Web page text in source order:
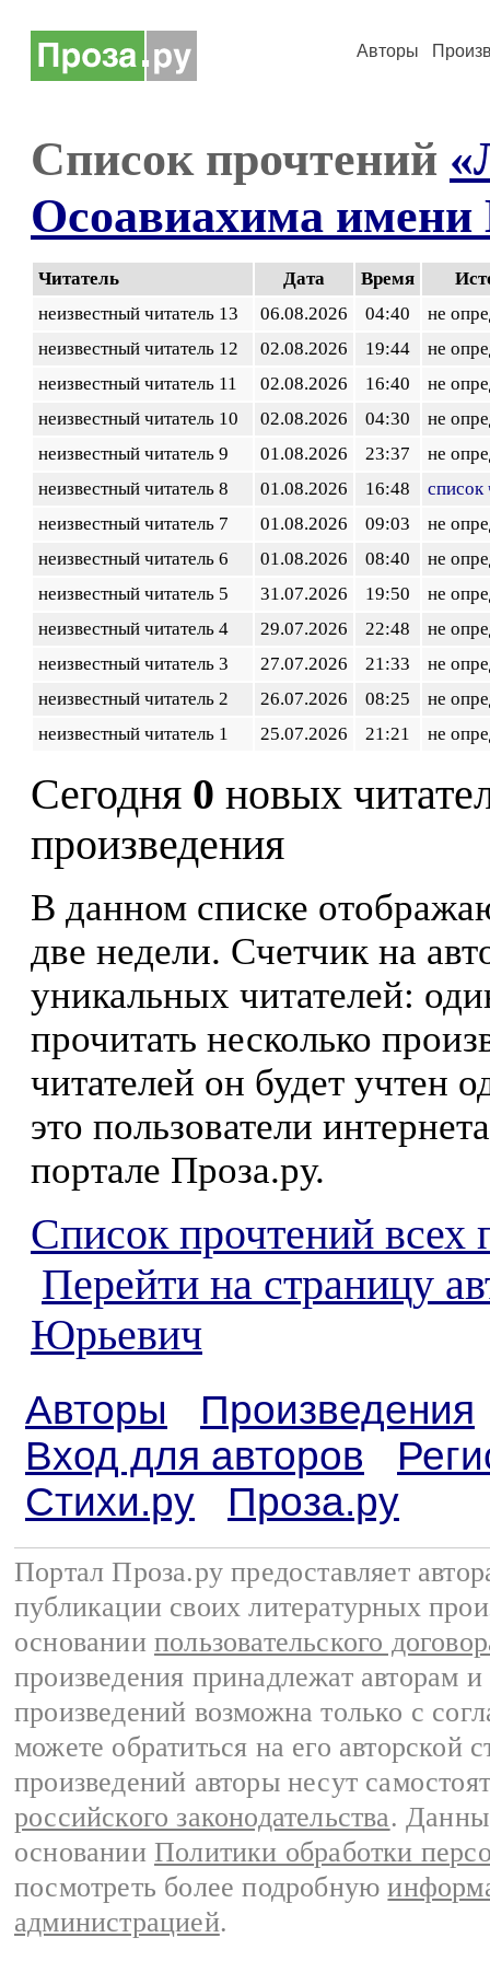
Авторы
Список прочтений
Осоавиахима имени
Читатель Дата Время
неизвестный читатель 13
06.08.2026 04:40
не
неизвестный читатель 12
02.08.2026 19:44
не
неизвестный читатель 11
02.08.2026 16:40
не
неизвестный читатель 10
02.08.2026 04:30
не
неизвестный читатель 9
01.08.2026 23:37
не
неизвестный читатель 8
01.08.2026 16:48
список
неизвестный читатель 7
01.08.2026 09:03
не
неизвестный читатель 6
01.08.2026 08:40
не
неизвестный читатель 5
31.07.2026 19:50
не
неизвестный читатель 4
29.07.2026 22:48
не
неизвестный читатель 3
27.07.2026 21:33
не
неизвестный читатель 2
26.07.2026 08:25
не
неизвестный читатель 1
25.07.2026 21:21 не
Сегодня 0 новых
произведения
В данном списке
две недели. Счетчик на
уникальных читателей:
прочитать несколько
читателей он будет учтен
это пользователи
портале Проза.ру.
Список прочтений всех
Перейти на страницу
Юрьевич
Авторы
Произведения
Вход для авторов
Стихи.ру
Проза.ру
Портал Проза.ру предоставляет
публикации своих литературных
основании пользовательского
произведения принадлежат авторам
произведений возможна только с
можете обратиться на его авторской
произведений авторы несут
российского законодательства.
основании Политики обработки
посмотреть более подробную
администрацией.